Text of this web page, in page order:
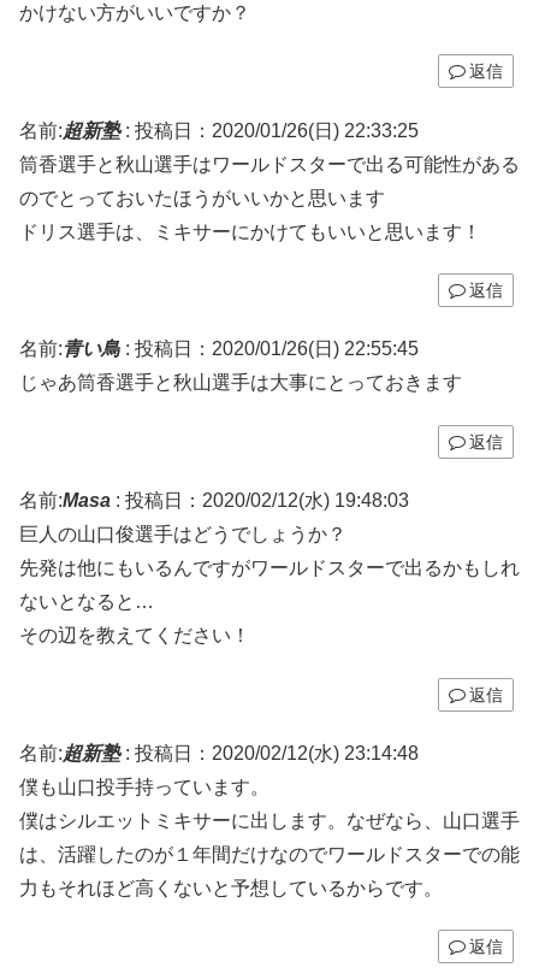
かけない方がいいですか？
返信
名前:超新塾: 投稿日：2020/01/26(日) 22:33:25
筒香選手と秋山選手はワールドスターで出る可能性がある
のでとっておいたほうがいいかと思います
ドリス選手は、ミキサーにかけてもいいと思います！
返信
名前:青い鳥 : 投稿日：2020/01/26(日) 22:55:45
じゃあ筒香選手と秋山選手は大事にとっておきます
返信
名前:Masa : 投稿日：2020/02/12(水) 19:48:03
巨人の山口俊選手はどうでしょうか？
先発は他にもいるんですがワールドスターで出るかもしれ
ないとなると…
その辺を教えてください！
返信
名前:超新塾: 投稿日：2020/02/12(水) 23:14:48
僕も山口投手持っています。
僕はシルエットミキサーに出します。なぜなら、山口選手
は、活躍したのが１年間だけなのでワールドスターでの能
力もそれほど高くないと予想しているからです。
返信